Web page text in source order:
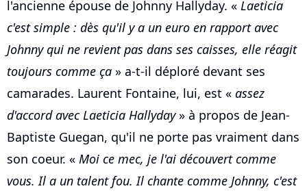
l'ancienne épouse de Johnny Hallyday. « Laeticia
c'est simple : dès qu'il y a un euro en rapport avec
Johnny qui ne revient pas dans ses caisses, elle réagit
toujours comme ça » a-t-il déploré devant ses
camarades. Laurent Fontaine, lui, est « assez
d'accord avec Laeticia Hallyday» à propos de Jean-
Baptiste Guegan, qu'il ne porte pas vraiment dans
son coeur. « Moi ce mec, je l'ai découvert comme
vous. Il a un talent fou. Il chante comme Johnny, c'est